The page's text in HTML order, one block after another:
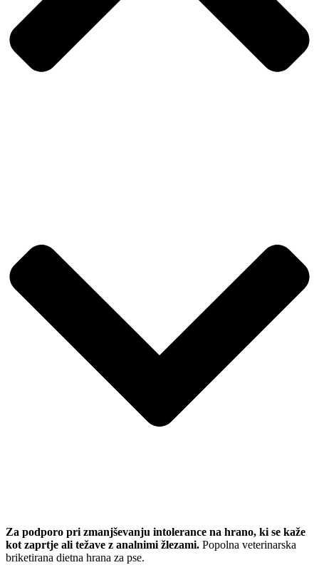
Za podporo pri zmanjševanju intolerance na hrano, ki se kaže
kot zaprtje ali težave z analnimi žlezami. Popolna veterinarska
briketirana dietna hrana za pse.